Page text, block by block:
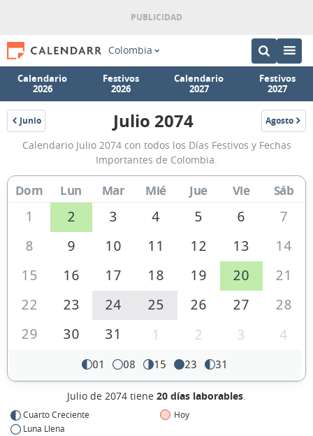
Colombia
Calendario
2026
Festivos
2026
Calendario
2027
Festivos
2027
Junio
2074
Calendario
Julio
2074
de
Colombia
Julio 2074 Agosto
2074
Calendario Julio 2074 con todos los Días Festivos y Fechas
Importantes de Colombia.
Dom Lun Mar Mié Jue Vie Sáb
1 2 3 4 5 6
7
8
9 10 11 12 13
14
15
16 17 18 19 20
21
22
23 24 25 26 27
28
29
30 31 1 2 3 4
01 08 15 23 31
Julio de 2074 tiene 20 días laborables.
Cuarto Creciente
Luna Llena
Hoy